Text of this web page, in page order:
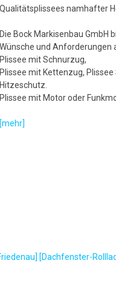
Qualitätsplissees namhafter
Die Bock Markisenbau GmbH
Wünsche und Anforderungen
Plissee mit Schnurzug,
Plissee mit Kettenzug,
Hitzeschutz.
Plissee mit Motor oder
[mehr]
[Dachfenster-